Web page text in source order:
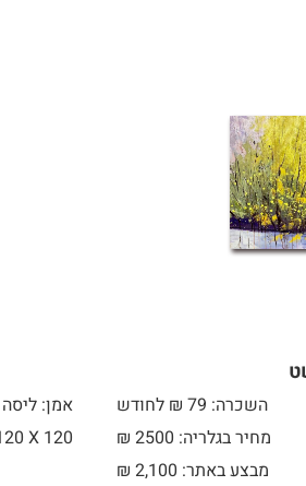
השכרה: 79 ₪ לחודש
מחיר בגלריה: 2500 ₪
מבצע באתר:
₪ 2,100
אמן: ליסה
120 X